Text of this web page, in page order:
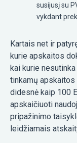
susijusį su
vykdant
Kartais net ir
kurie apskaitos
kai kurie
tinkamų apskaitos
didesnė kaip 100
apskaičiuoti
pripažinimo
leidžiamais